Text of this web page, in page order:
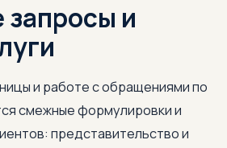
и
и работе с обращениями по
смежные формулировки и
представительство и